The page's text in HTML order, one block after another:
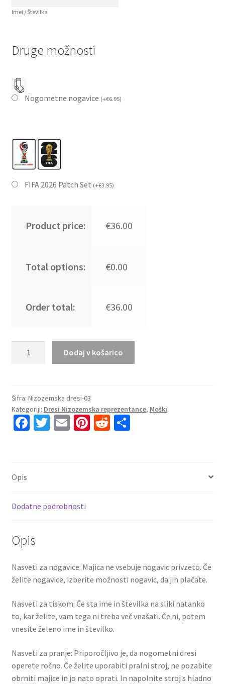
Imei / Številka
Druge možnosti
Nogometne nogavice (+€6.95)
FIFA 2026 Patch Set (+€3.95)
Product price: €36.00
Total options: €0.00
Order total: €36.00
kompleti
Nizozemska
Domači
lastnim
Dodaj v košarico
Šifra: Nizozemska dresi-03
Kategoriji: Dresi Nizozemska reprezentance, Moški
Fa
k
T E Pi R S
Opis
Dodatne podrobnosti
Opis
Nasveti za nogavice: Majica ne vsebuje nogavic privzeto. Če
želite nogavice, izberite možnosti nogavic, da jih plačate.
Nasveti za tiskom: Če sta ime in številka na sliki natanko
to, kar želite, vam tega ni treba več vnašati. Če ni, potem
vnesite želeno ime in številko.
Nasveti za pranje: Priporočljivo je, da nogometni dresi
operete ročno. Če želite uporabiti pralni stroj, ne pozabite
obrniti majice in jo nato oprati. In napolnite stroj s hladno